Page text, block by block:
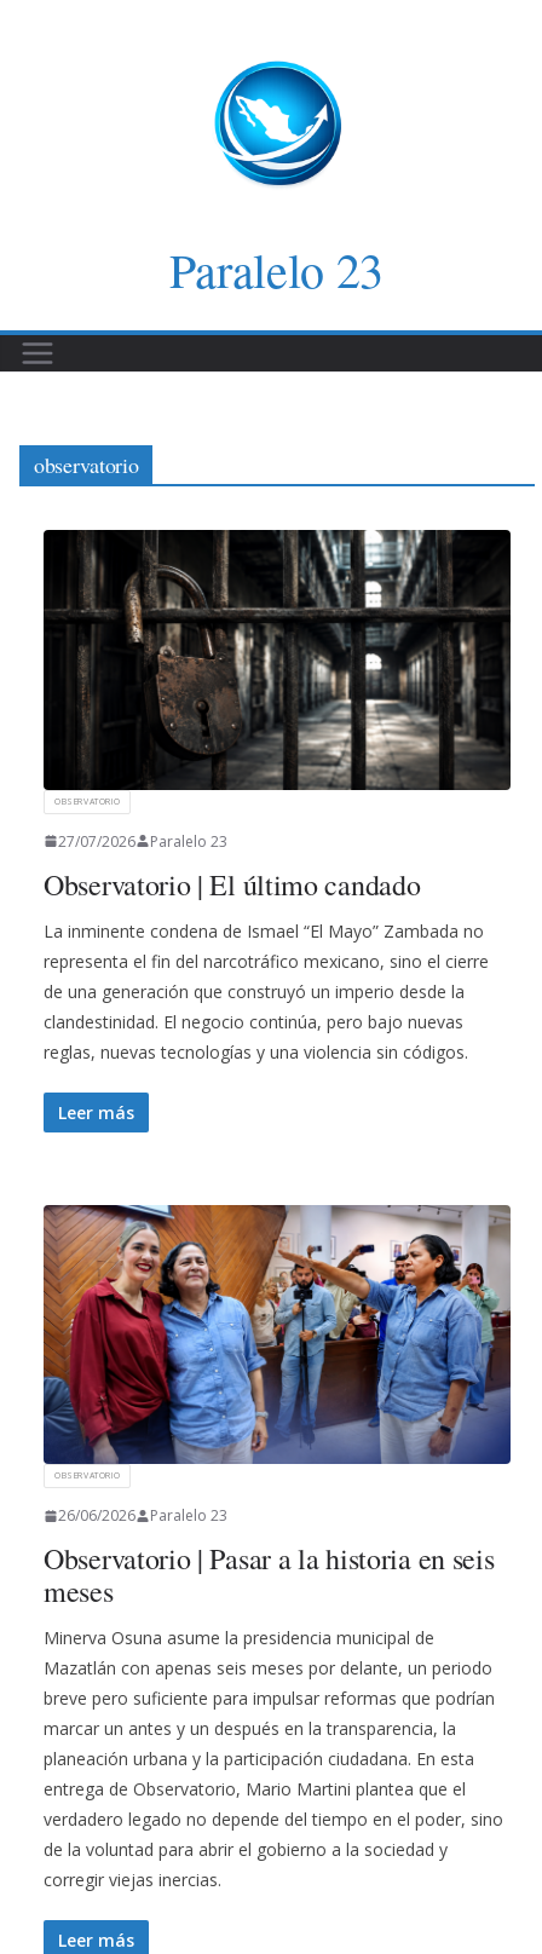
Paralelo 23
observatorio
OBSERVATORIO
27/07/2026 Paralelo 23
Observatorio | El último candado
La inminente condena de Ismael “El Mayo” Zambada no
representa el fin del narcotráfico mexicano, sino el cierre
de una generación que construyó un imperio desde la
clandestinidad. El negocio continúa, pero bajo nuevas
reglas, nuevas tecnologías y una violencia sin códigos.
Leer más
OBSERVATORIO
26/06/2026 Paralelo 23
Observatorio | Pasar a la historia en seis
meses
Minerva Osuna asume la presidencia municipal de
Mazatlán con apenas seis meses por delante, un periodo
breve pero suficiente para impulsar reformas que podrían
marcar un antes y un después en la transparencia, la
planeación urbana y la participación ciudadana. En esta
entrega de Observatorio, Mario Martini plantea que el
verdadero legado no depende del tiempo en el poder, sino
de la voluntad para abrir el gobierno a la sociedad y
corregir viejas inercias.
Leer más